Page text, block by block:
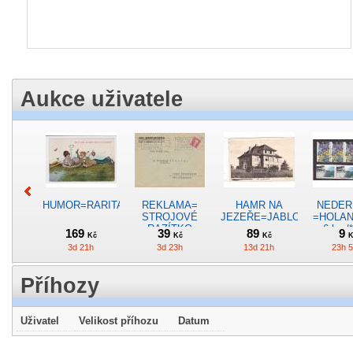
Aukce uživatele
HUMOR=RARITA=PLÁŽ=rok1911*R4432
169 Kč
3d 21h
REKLAMA=
STROJOVÉ
RAZÍTKO
PRAHA
/rok1935*c4880
39 Kč
3d 23h
HAMR NA
89 Kč
13d 21h
= 6 ks /
9
23h
A1268A
HELVETIA=
KROJE
Příhozy
Uživatel Velikost příhozu Datum